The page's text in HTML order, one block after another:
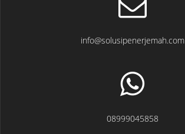
info@solusipenerjemah.com
08999045858